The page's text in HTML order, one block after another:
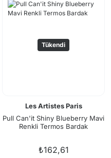
Tükendi
Les Artistes Paris
Pull Can'it Shiny Blueberry Mavi
Renkli Termos Bardak
₺162,61